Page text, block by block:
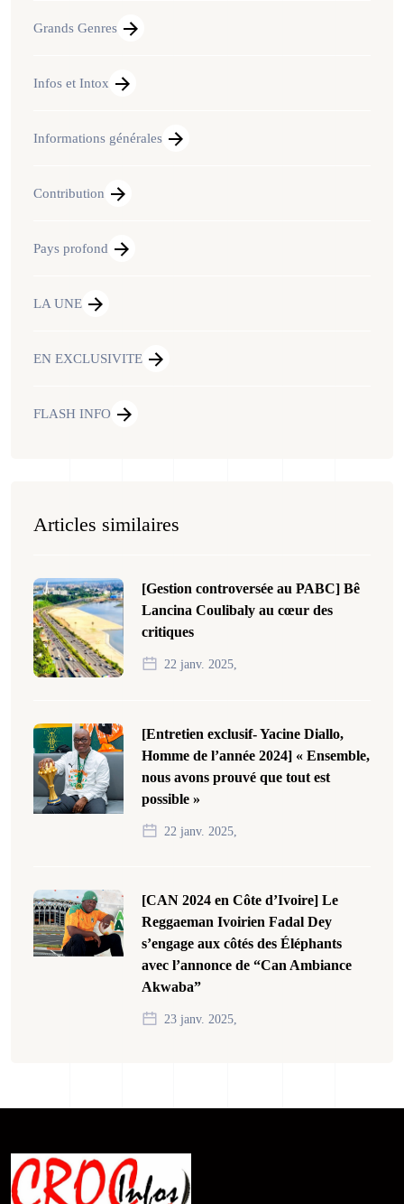
Grands Genres
Infos et Intox
Informations générales
Contribution
Pays profond
LA UNE
EN EXCLUSIVITE
FLASH INFO
Articles similaires
[Gestion controversée au PABC] Bê
Lancina Coulibaly au cœur des
critiques
22 janv. 2025,
[Entretien exclusif- Yacine Diallo,
Homme de l’année 2024] « Ensemble,
nous avons prouvé que tout est
possible »
22 janv. 2025,
[CAN 2024 en Côte d’Ivoire] Le
Reggaeman Ivoirien Fadal Dey
s’engage aux côtés des Éléphants
avec l’annonce de “Can Ambiance
Akwaba”
23 janv. 2025,